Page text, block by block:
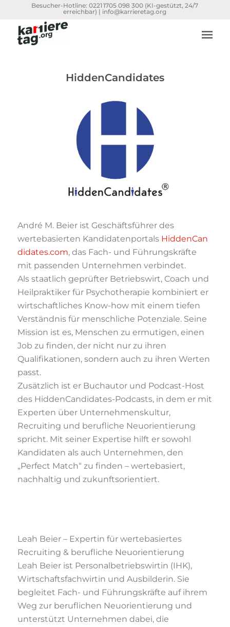
Besucher-Hotline:0221 1705 098 300 (KI-gestützt, 24/7
erreichbar) | info@karrieretag.org
HiddenCandidates
André M. Beier ist Geschäftsführer des
wertebasierten Kandidatenportals HiddenCan
didates.com, das Fach- und Führungskräfte
mit passenden Unternehmen verbindet.
Als staatlich geprüfter Betriebswirt, Coach und
Heilpraktiker für Psychotherapie kombiniert er
wirtschaftliches Know-how mit einem tiefen
Verständnis für menschliche Potenziale. Seine
Mission ist es, Menschen zu ermutigen, einen
Job zu finden, der nicht nur zu ihren
Qualifikationen, sondern auch zu ihren Werten
passt.
Zusätzlich ist er Buchautor und Podcast-Host
des HiddenCandidates-Podcasts, in dem er mit
Experten über Unternehmenskultur,
Recruiting und berufliche Neuorientierung
spricht. Mit seiner Expertise hilft er sowohl
Kandidaten als auch Unternehmen, den
„Perfect Match“ zu finden – wertebasiert,
nachhaltig und zukunftsorientiert.
Leah Beier – Expertin für wertebasiertes
Recruiting & berufliche Neuorientierung
Leah Beier ist Personalbetriebswirtin (IHK),
Wirtschaftsfachwirtin und Ausbilderin. Sie
begleitet Fach- und Führungskräfte auf ihrem
Weg zur beruflichen Neuorientierung und
unterstützt Unternehmen dabei, die